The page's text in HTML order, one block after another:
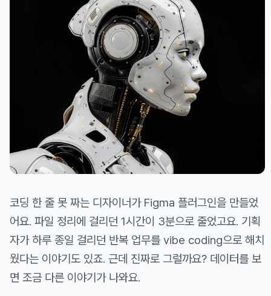
코딩 한 줄 못 짜는 디자이너가 Figma 플러그인을 만들었
어요. 파일 정리에 걸리던 1시간이 3분으로 줄었고요. 기획
자가 하루 종일 걸리던 반복 업무를 vibe coding으로 해치
웠다는 이야기도 있죠. 근데 진짜로 그럴까요? 데이터를 보
면 조금 다른 이야기가 나와요.